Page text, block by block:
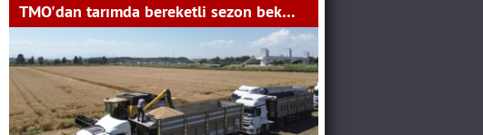
TMO'dan tarımda bereketli sezon bek…
F.ALPER GÜLTEPE
COVİD-19 SÜRECİNDE
ÇOCUKLA İLETİŞİM
Şule Hasıl
Deprem Gerçeği İle